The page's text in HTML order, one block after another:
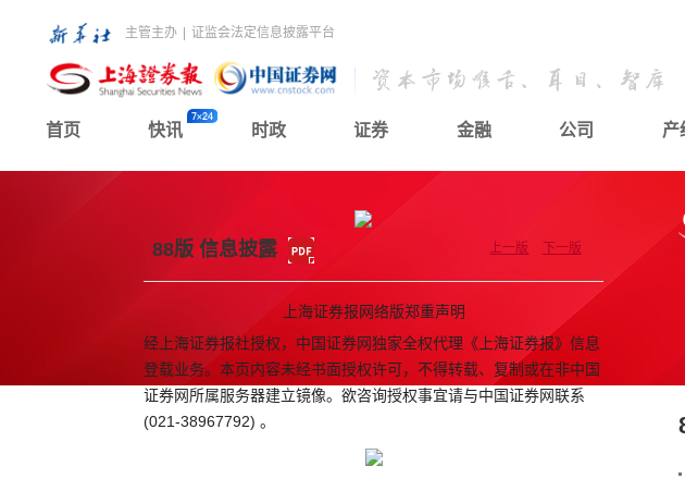
主管主办 证监会法定信息披露平台
首页 快讯 时政 证券 金融 公司 产
88版 信息披露 上一版 下一版
上海证券报网络版郑重声明
经上海证券报社授权，中国证券网独家全权代理《上海证券报》信息
登载业务。本页内容未经书面授权许可，不得转载、复制或在非中国
证券网所属服务器建立镜像。欲咨询授权事宜请与中国证券网联系
(021-38967792) 。